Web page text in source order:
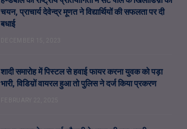
चयन, प्राचार्य देवेन्द्र मूणत ने विद्यार्थियों की सफलता पर दी
बधाई
शादी समारोह में पिस्टल से हवाई फायर करना युवक को पड़ा
भारी, विडिय़ों वायरल हुआ तो पुलिस ने दर्ज किया प्रकरण